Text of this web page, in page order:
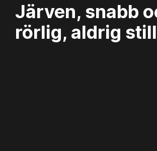
Järven, snabb
rörlig, aldrig